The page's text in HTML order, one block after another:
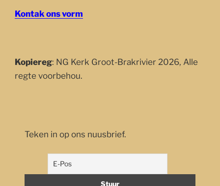
Kontak ons vorm
Kopiereg: NG Kerk Groot-Brakrivier 2026, Alle
regte voorbehou.
Teken in op ons nuusbrief.